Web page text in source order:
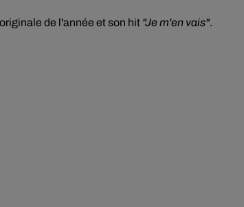
de l'année et son hit "Je m'en vais".